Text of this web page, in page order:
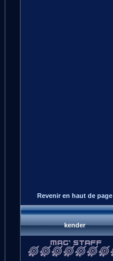
Revenir en haut de page
kender